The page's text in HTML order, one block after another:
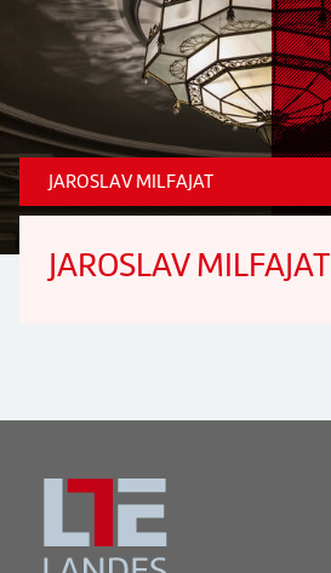
JAROSLAV MILFAJAT
JAROSLAV MILFAJAT